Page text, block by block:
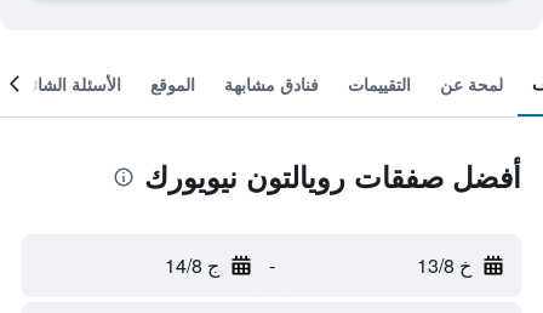
لمحة عن التقييمات فنادق مشابهة الموقع الأسئلة الشائعة
أفضل صفقات رويالتون نيويورك
خ 13/8 - ج 14/8